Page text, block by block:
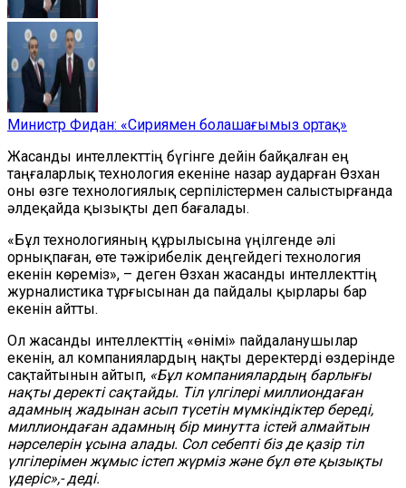
Министр Фидан: «Сириямен болашағымыз ортақ»
Жасанды интеллекттің бүгінге дейін байқалған ең
таңғаларлық технология екеніне назар аударған Өзхан
оны өзге технологиялық серпілістермен салыстырғанда
әлдеқайда қызықты деп бағалады.
«Бұл технологияның құрылысына үңілгенде әлі
орнықпаған, өте тәжірибелік деңгейдегі технология
екенін көреміз», – деген Өзхан жасанды интеллекттің
журналистика тұрғысынан да пайдалы қырлары бар
екенін айтты.
Ол жасанды интеллекттің «өнімі» пайдаланушылар
екенін, ал компаниялардың нақты деректерді өздерінде
сақтайтынын айтып, «Бұл компаниялардың барлығы
нақты деректі сақтайды. Тіл үлгілері миллиондаған
адамның жадынан асып түсетін мүмкіндіктер береді,
миллиондаған адамның бір минутта істей алмайтын
нәрселерін ұсына алады. Сол себепті біз де қазір тіл
үлгілерімен жұмыс істеп жүрміз және бұл өте қызықты
үдеріс»,- деді.